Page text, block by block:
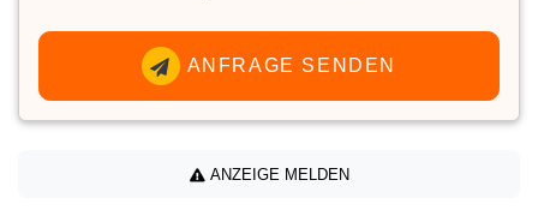
ANFRAGE SENDEN
ANZEIGE MELDEN